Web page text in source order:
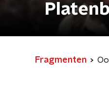
Fragmenten